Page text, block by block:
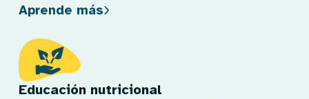
Aprende más
Educación nutricional